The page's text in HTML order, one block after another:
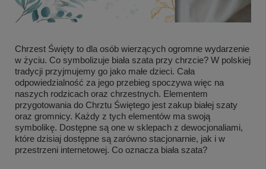
Chrzest Święty to dla osób wierzących ogromne wydarzenie
w życiu. Co symbolizuje biała szata przy chrzcie? W polskiej
tradycji przyjmujemy go jako małe dzieci. Cała
odpowiedzialność za jego przebieg spoczywa więc na
naszych rodzicach oraz chrzestnych. Elementem
przygotowania do Chrztu Świętego jest zakup białej szaty
oraz gromnicy. Każdy z tych elementów ma swoją
symbolikę. Dostępne są one w sklepach z dewocjonaliami,
które dzisiaj dostępne są zarówno stacjonarnie, jak i w
przestrzeni internetowej. Co oznacza biała szata?